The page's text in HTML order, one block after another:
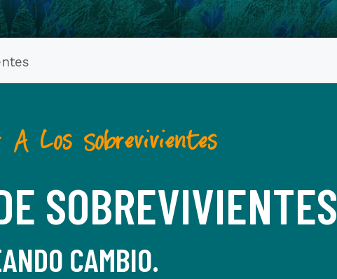
Los Sobrevivientes
SOBREVIVIENTES
CAMBIO.